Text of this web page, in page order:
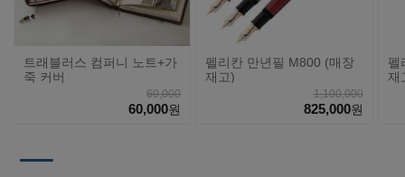
트래블러스 컴퍼니 노트+가
죽 커버
60,000
60,000원
펠리칸 만년필 M800 (매장
재고)
1,100,000
825,000원
펠
재